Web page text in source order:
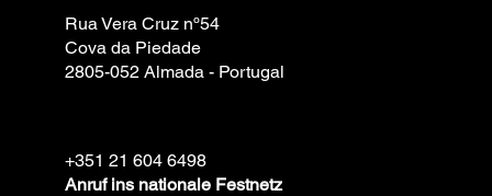
Rua Vera Cruz nº54
Cova da Piedade
2805-052 Almada - Portugal
+351 21 604 6498
Anruf ins nationale Festnetz